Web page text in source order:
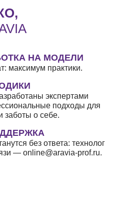
НА МОДЕЛИ
максимум практики.
экспертами
подходы для
заботы о себе.
без ответа: технолог
— online@aravia-prof.ru.